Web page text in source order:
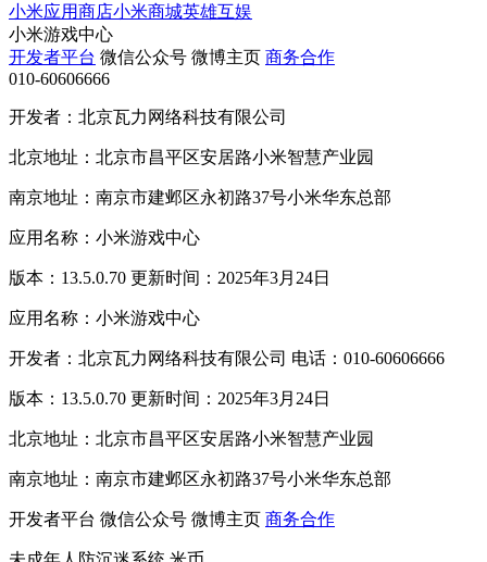
小米应用商店小米商城英雄互娱
小米游戏中心
开发者平台 微信公众号 微博主页 商务合作
010-60606666
开发者：北京瓦力网络科技有限公司
北京地址：北京市昌平区安居路小米智慧产业园
南京地址：南京市建邺区永初路37号小米华东总部
应用名称：小米游戏中心
版本：13.5.0.70 更新时间：2025年3月24日
应用名称：小米游戏中心
开发者：北京瓦力网络科技有限公司 电话：010-60606666
版本：13.5.0.70 更新时间：2025年3月24日
北京地址：北京市昌平区安居路小米智慧产业园
南京地址：南京市建邺区永初路37号小米华东总部
开发者平台 微信公众号 微博主页 商务合作